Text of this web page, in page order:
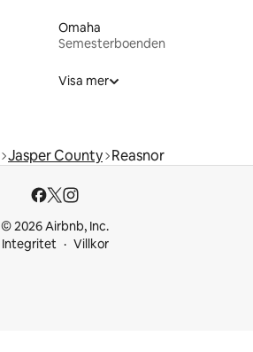
Omaha
Semesterboenden
Visa mer
Jasper County Reasnor
© 2026 Airbnb, Inc.
Integritet
Villkor